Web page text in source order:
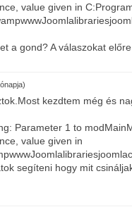
value given in
a gond? A válaszokat
kezdtem még és
Parameter 1 to
value given in
segíteni hogy mit